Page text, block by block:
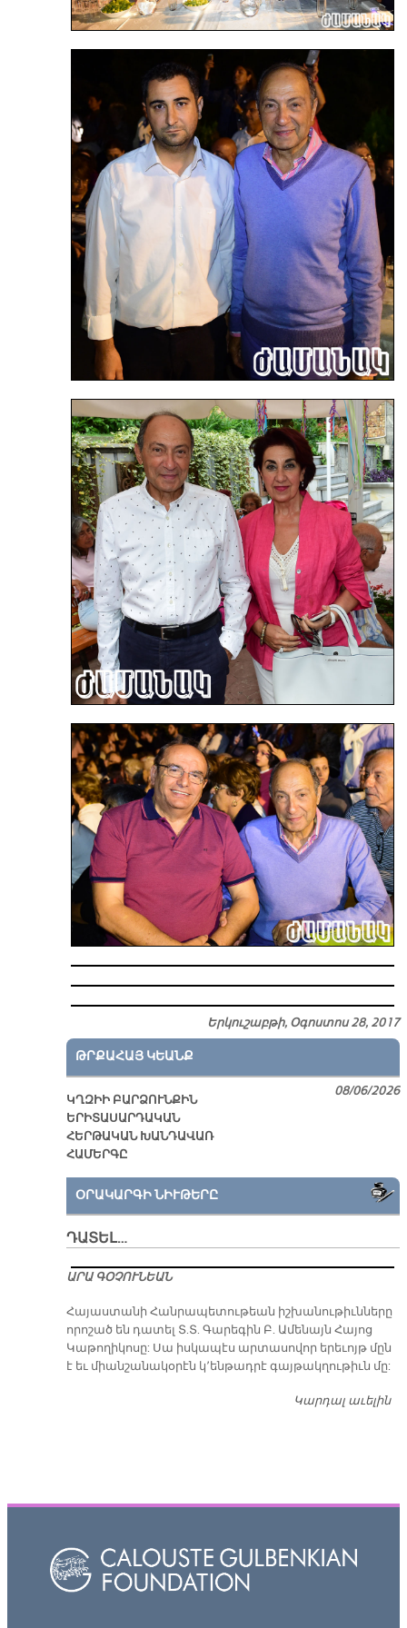
Երկուշաբթի, Օգոստոս 28, 2017
ԹՐՔԱՀԱՅ ԿԵԱՆՔ
ԿՂԶԻԻ ԲԱՐՁՈՒՆՔԻՆ
ԵՐԻՏԱՍԱՐԴԱԿԱՆ
ՀԵՐԹԱԿԱՆ ԽԱՆԴԱՎԱՌ
ՀԱՄԵՐԳԸ
08/06/2026
ՕՐԱԿԱՐԳԻ ՆԻՒԹԵՐԸ
ԴԱՏԵԼ…
ԱՐԱ ԳՕՉՈՒՆԵԱՆ
​Հայաստանի Հանրապետութեան իշխանութիւնները
որոշած են դատել Տ.Տ. Գարեգին Բ. Ամենայն Հայոց
Կաթողիկոսը: Սա իսկապէս արտասովոր երեւոյթ մըն
է եւ միանշանակօրէն կ՚ենթադրէ գայթակղութիւն մը:
Կարդալ աւելին